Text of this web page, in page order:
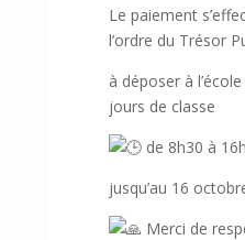
Le paiement
l’ordre du Trésor
à déposer à
jours de classe
de 8h30 à
jusqu’au 16
Merci de